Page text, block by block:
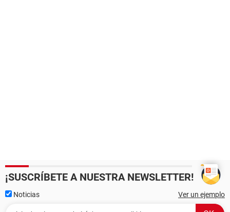
¡SUSCRÍBETE A NUESTRA NEWSLETTER!
Noticias Ver un ejemplo